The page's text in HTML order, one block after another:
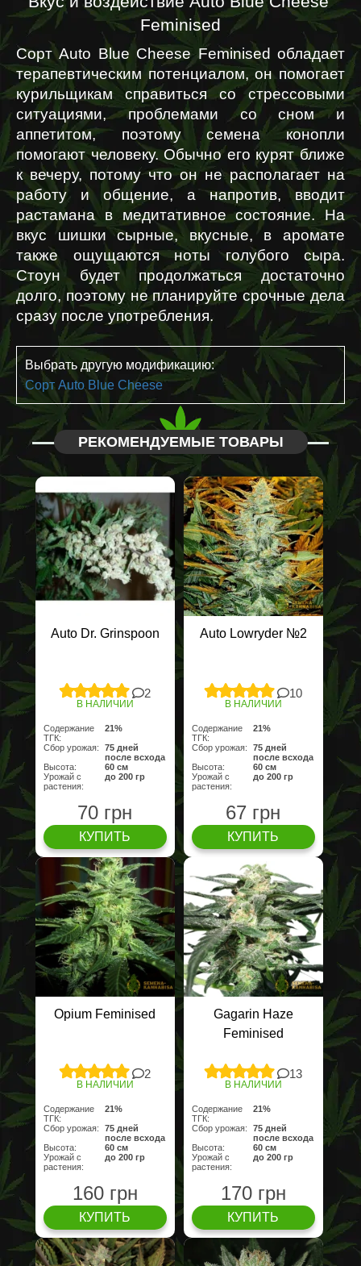
Feminised
Сорт Auto Blue Cheese Feminised обладает
терапевтическим потенциалом, он помогает
курильщикам справиться со стрессовыми
ситуациями, проблемами со сном и
аппетитом, поэтому семена конопли
помогают человеку. Обычно его курят ближе
к вечеру, потому что он не располагает на
работу и общение, а напротив, вводит
растамана в медитативное состояние. На
вкус шишки сырные, вкусные, в аромате
также ощущаются ноты голубого сыра.
Стоун будет продолжаться достаточно
долго, поэтому не планируйте срочные дела
сразу после употребления.
Выбрать другую модификацию:
Сорт Auto Blue Cheese
РЕКОМЕНДУЕМЫЕ ТОВАРЫ
Auto Dr. Grinspoon
2
В НАЛИЧИИ
Содержание
ТГК:
21%
Сбор урожая:
75 дней
после всхода
Высота:
60 см
Урожай с
растения:
до 200 гр
70 грн
КУПИТЬ
Auto Lowryder №2
10
В НАЛИЧИИ
Содержание
ТГК:
21%
Сбор урожая:
75 дней
после всхода
Высота:
60 см
Урожай с
растения:
до 200 гр
67 грн
КУПИТЬ
Opium Feminised
2
В НАЛИЧИИ
Содержание
ТГК:
21%
Сбор урожая:
75 дней
после всхода
Высота:
60 см
Урожай с
растения:
до 200 гр
160 грн
КУПИТЬ
Gagarin Haze
Feminised
13
В НАЛИЧИИ
Содержание
ТГК:
21%
Сбор урожая:
75 дней
после всхода
Высота:
60 см
Урожай с
растения:
до 200 гр
170 грн
КУПИТЬ